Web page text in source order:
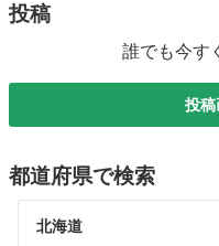
投稿
誰でも今す
投稿
都道府県で検索
北海道